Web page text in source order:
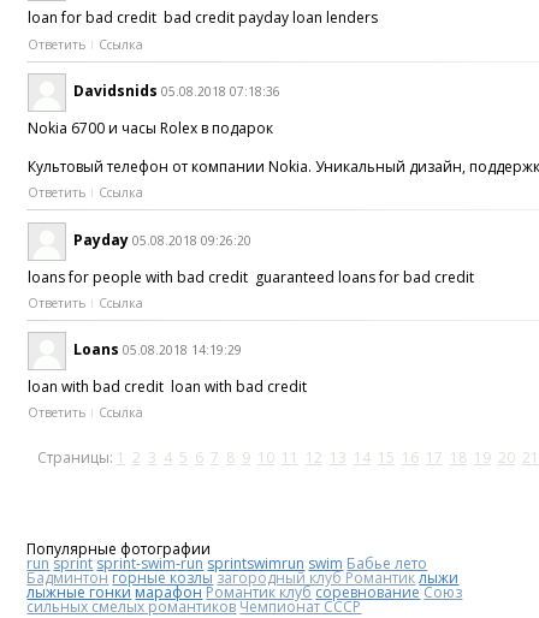
loan for bad credit bad credit payday loan lenders
Ответить Ссылка
Davidsnids 05.08.2018 07:18:36
Nokia 6700 и часы Rolex в подарок
Культовый телефон от компании Nokia. Уникальный дизайн,
Ответить Ссылка
Payday 05.08.2018 09:26:20
loans for people with bad credit guaranteed loans for bad credit
Ответить Ссылка
Loans 05.08.2018 14:19:29
loan with bad credit loan with bad credit
Ответить Ссылка
Страницы: 1 2 3 4 5 6 7 8 9 10 11 12 13 14 15 16 17 18 19 20 21
Популярные фотографии
run sprint sprint-swim-run sprintswimrun swim Бабье лето
Бадминтонгорные козлы загородный клуб Романтиклыжи
лыжные гонки марафонРомантик клубсоревнованиеСоюз
сильных смелых романтиковЧемпионат СССР